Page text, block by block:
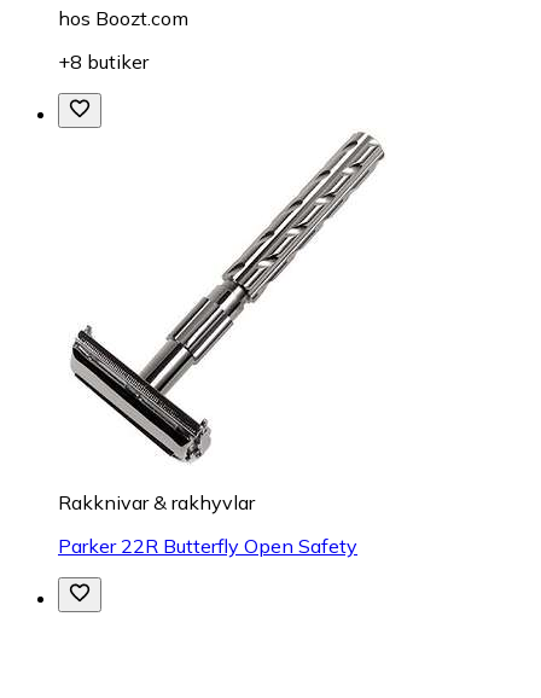
hos Boozt.com
+8 butiker
Rakknivar & rakhyvlar
Parker 22R Butterfly Open Safety